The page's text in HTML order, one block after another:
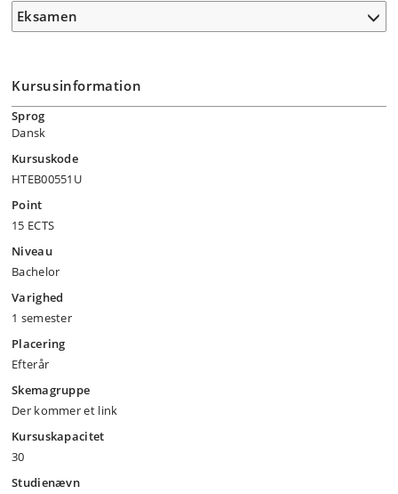
Eksamen
Kursusinformation
Sprog
Dansk
Kursuskode
HTEB00551U
Point
15 ECTS
Niveau
Bachelor
Varighed
1 semester
Placering
Efterår
Skemagruppe
Der kommer et link
Kursuskapacitet
30
Studienævn